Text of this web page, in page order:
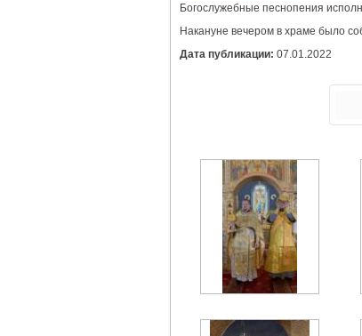
Богослужебные песнопения
Накануне вечером в храме было
Дата публикации: 07.01.2022